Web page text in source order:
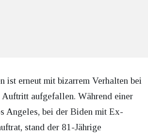
ist erneut mit bizarrem Verhalten bei
aufgefallen. Während einer
Angeles, bei der Biden mit Ex-
stand der 81-Jährige